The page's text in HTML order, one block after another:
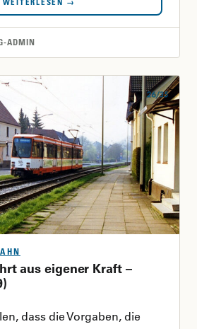
WEITERLESEN →
ADMIN
aus eigener Kraft –
dass die Vorgaben, die